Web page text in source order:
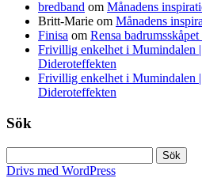
bredband om Månadens
Britt-Marie om Månadens
Finisa om Rensa
Frivillig enkelhet i Mumindalen
Dideroteffekten
Frivillig enkelhet i Mumindalen
Dideroteffekten
Sök
efter:
Drivs med WordPress